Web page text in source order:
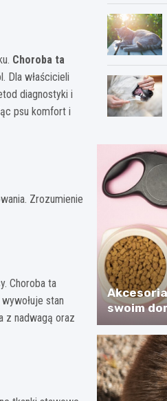
Choroba ta
Dla właścicieli
diagnostyki i
psu komfort i
Zrozumienie
Choroba ta
stan
z nadwagą oraz
swoim